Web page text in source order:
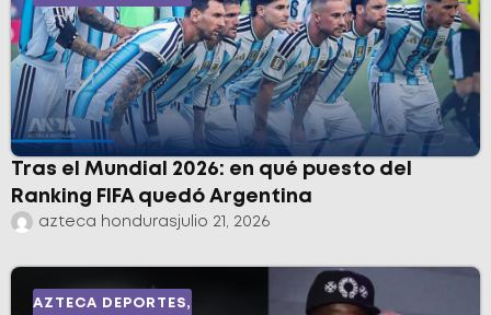
Tras el Mundial 2026: en qué puesto del
Ranking FIFA quedó Argentina
azteca hondurasjulio 21, 2026
AZTECA DEPORTES,